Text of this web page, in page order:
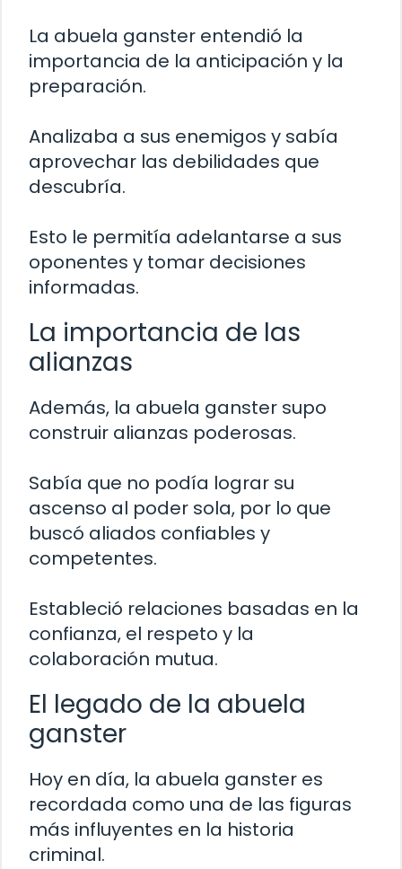
La abuela ganster entendió la
importancia de la anticipación y la
preparación.
Analizaba a sus enemigos y sabía
aprovechar las debilidades que
descubría.
Esto le permitía adelantarse a sus
oponentes y tomar decisiones
informadas.
La importancia de las
alianzas
Además, la abuela ganster supo
construir alianzas poderosas.
Sabía que no podía lograr su
ascenso al poder sola, por lo que
buscó aliados confiables y
competentes.
Estableció relaciones basadas en la
confianza, el respeto y la
colaboración mutua.
El legado de la abuela
ganster
Hoy en día, la abuela ganster es
recordada como una de las figuras
más influyentes en la historia
criminal.